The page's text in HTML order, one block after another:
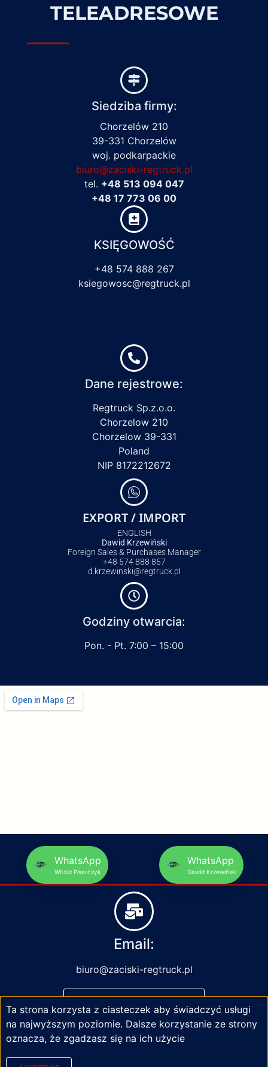
TELEADRESOWE
Siedziba firmy:
Chorzelów 210
39-331 Chorzelów
woj. podkarpackie
biuro@zaciski-regtruck.pl
tel. +48 513 094 047
+48 17 773 06 00
KSIĘGOWOŚĆ
+48 574 888 267
ksiegowosc@regtruck.pl
Dane rejestrowe:
Regtruck Sp.z.o.o.
Chorzelow 210
Chorzelow 39-331
Poland
NIP 8172212672
EXPORT / IMPORT
ENGLISH
Dawid Krzewiński
Foreign Sales & Purchases Manager
+48 574 888 857
d.krzewinski@regtruck.pl
Godziny otwarcia:
Pon. - Pt. 7:00 – 15:00
WhatsApp
Witold Pisarczyk
WhatsApp
Dawid Krzewiński
Email:
biuro@zaciski-regtruck.pl
NAPISZ DO NAS
Ta strona korzysta z ciasteczek aby świadczyć usługi
na najwyższym poziomie. Dalsze korzystanie ze strony
oznacza, że zgadzasz się na ich użycie